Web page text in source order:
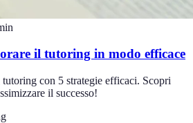
il tutoring in modo efficace
con 5 strategie efficaci. Scopri
il successo!